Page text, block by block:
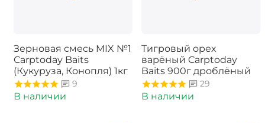
Зерновая смесь MIX №1
Carptoday Baits
(Кукуруза, Конопля) 1кг
9
В наличии
Тигровый орех
варёный Carptoday
Baits 900г дроблёный
29
В наличии